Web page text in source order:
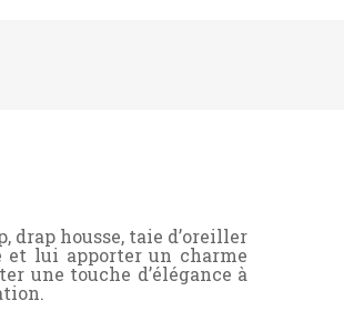
drap housse, taie d’oreiller
et lui apporter un charme
une touche d’élégance à